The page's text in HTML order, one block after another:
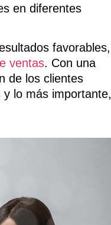
en diferentes
favorables,
ventas. Con una
de los clientes
lo más importante,